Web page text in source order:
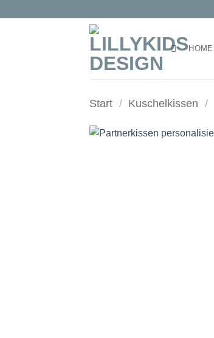
HOME
Start / Kuschelkissen /